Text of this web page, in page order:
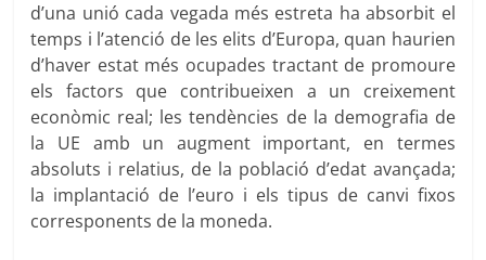
d’una unió cada vegada més estreta ha absorbit el
temps i l’atenció de les elits d’Europa, quan haurien
d’haver estat més ocupades tractant de promoure
els factors que contribueixen a un creixement
econòmic real; les tendències de la demografia de
la UE amb un augment important, en termes
absoluts i relatius, de la població d’edat avançada;
la implantació de l’euro i els tipus de canvi fixos
corresponents de la moneda.